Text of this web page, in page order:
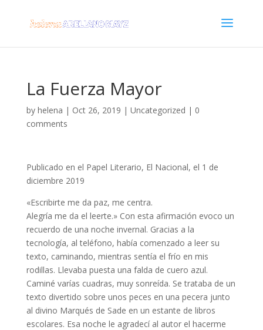
La Fuerza Mayor
by helena | Oct 26, 2019 | Uncategorized | 0
comments
Publicado en el Papel Literario, El Nacional, el 1 de
diciembre 2019
«Escribirte me da paz, me centra.
Alegría me da el leerte.» Con esta afirmación evoco un
recuerdo de una noche invernal. Gracias a la
tecnología, al teléfono, había comenzado a leer su
texto, caminando, mientras sentía el frío en mis
rodillas. Llevaba puesta una falda de cuero azul.
Caminé varías cuadras, muy sonreída. Se trataba de un
texto divertido sobre unos peces en una pecera junto
al divino Marqués de Sade en un estante de libros
escolares. Esa noche le agradecí al autor el hacerme